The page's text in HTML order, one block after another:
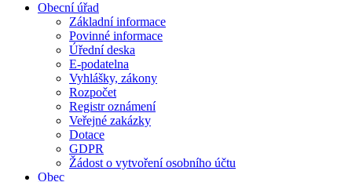
Obecní úřad
Základní informace
Povinné informace
Úřední deska
E-podatelna
Vyhlášky, zákony
Rozpočet
Registr oznámení
Veřejné zakázky
Dotace
GDPR
Žádost o vytvoření osobního účtu
Obec